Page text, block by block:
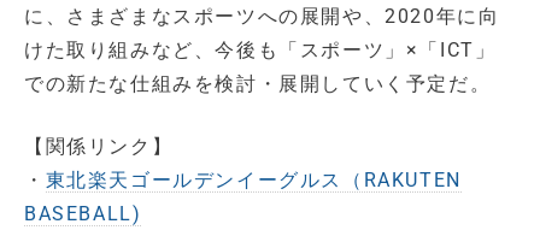
に、さまざまなスポーツへの展開や、2020年に向
けた取り組みなど、今後も「スポーツ」×「ICT」
での新たな仕組みを検討・展開していく予定だ。
【関係リンク】
・ 東北楽天ゴールデンイーグルス（RAKUTEN
BASEBALL)